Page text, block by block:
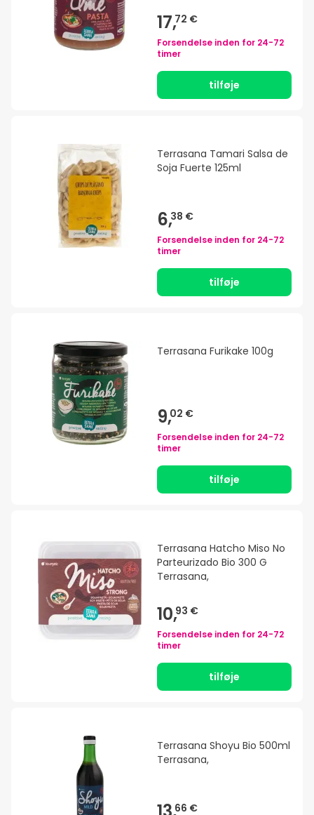
17,72 €
Forsendelse inden for 24-72
timer
tilføje
Terrasana Tamari Salsa de
Soja Fuerte 125ml
6,38 €
Forsendelse inden for 24-72
timer
tilføje
Terrasana Furikake 100g
9,02 €
Forsendelse inden for 24-72
timer
tilføje
Terrasana Hatcho Miso No
Parteurizado Bio 300 G
Terrasana,
10,93 €
Forsendelse inden for 24-72
timer
tilføje
Terrasana Shoyu Bio 500ml
Terrasana,
66 €